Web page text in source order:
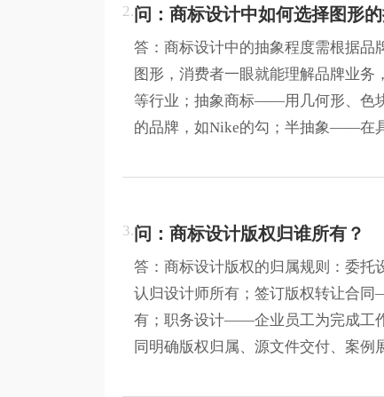
2.问：商标设计中如何选择图形
答：商标设计中的抽象程度需根据
图形，消费者一眼就能理解品牌业务
等行业；抽象商标——用几何形、色
的品牌，如Nike的勾；半抽象——在
3.问：商标设计版权归谁所有？
答：商标设计版权的归属规则：委
认归设计师所有；签订版权转让合
有；职务设计——企业员工为完成工
同明确版权归属、源文件交付、案例